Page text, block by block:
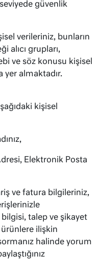
güvenlik
verileriniz, bunların
alıcı grupları,
ve söz konusu kişisel
yer almaktadır.
kişisel
Elektronik Posta
ve fatura bilgileriniz,
talep ve şikayet
ilişkin
halinde yorum